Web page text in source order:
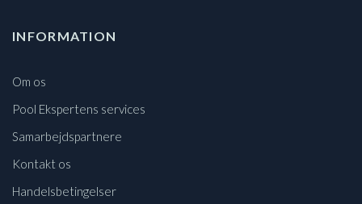
INFORMATION
Om os
Pool Ekspertens services
Samarbejdspartnere
Kontakt os
Handelsbetingelser